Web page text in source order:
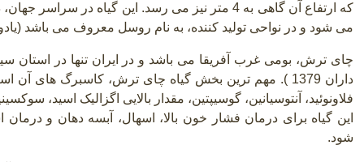
که ارتفاع آن گاهی به 4 متر نیز می رسد. این گیاه
می شود و در نواحی تولید کننده، به نام روسل معروف می باشد (یادونگ
چای ترش، بومی غرب آفریقا می باشد و در ایران تنها در
داران 1379 ). مهم ترین بخش گیاه چای ترش، کاسبرگ های آن
فلاونوئید، آنتوسیانین، گوسیپتین، مقدار بالایی اگزالیک اسید،
این گیاه برای درمان فشار خون بالا، اسهال، آبسه دهان و
شود.